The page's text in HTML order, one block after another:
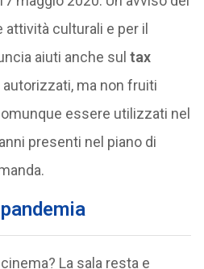
culturali e per il
aiuti anche sul tax
autorizzati, ma non fruiti
essere utilizzati nel
presenti nel piano di
La sala resta e